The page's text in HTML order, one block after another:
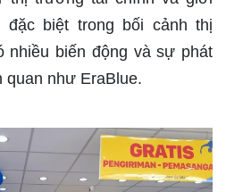
biệt trong bối cảnh thị
nhiều biến động và sự phát
quan như EraBlue.